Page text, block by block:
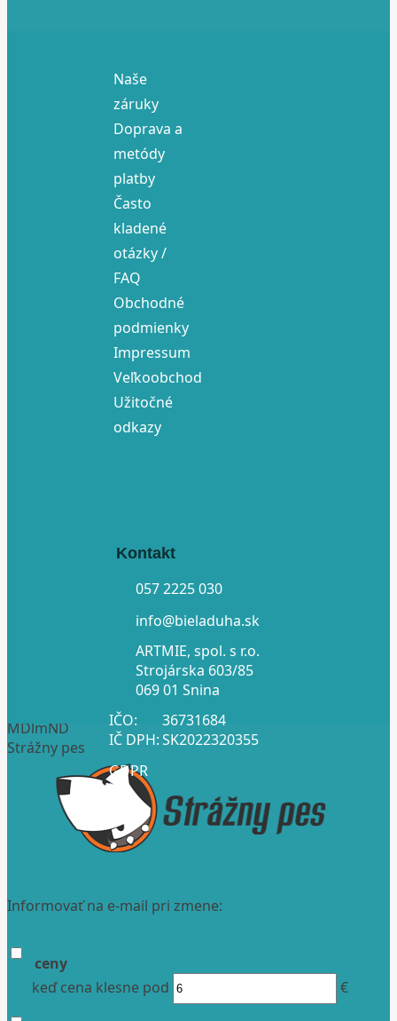
Naše
záruky
Doprava a
metódy
platby
Často
kladené
otázky /
FAQ
Obchodné
podmienky
Impressum
Veľkoobchod
Užitočné
odkazy
Kontakt
057 2225 030
info@bieladuha.sk
ARTMIE, spol. s r.o.
Strojárska 603/85
069 01 Snina
IČO:
36731684
IČ DPH:SK2022320355
GDPR
MDlmND
Strážny pes
Informovať na e-mail pri zmene:
ceny
keď cena klesne pod
€